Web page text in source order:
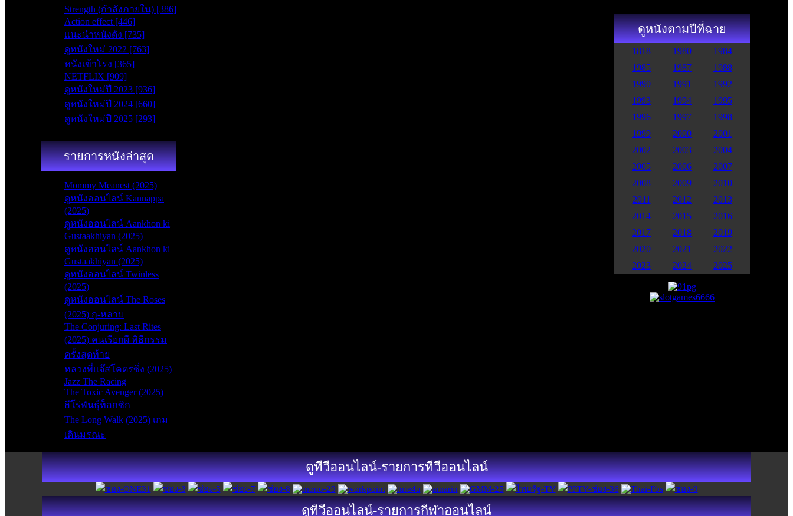
Strength (กำลังภายใน) [386]
Action effect [446]
แนะนำหนังดัง [735]
ดูหนังใหม่ 2022 [763]
หนังเข้าโรง [365]
NETFLIX [909]
ดูหนังใหม่ปี 2023 [936]
ดูหนังใหม่ปี 2024 [660]
ดูหนังใหม่ปี 2025 [293]
รายการหนังล่าสุด
Mommy Meanest (2025)
ดูหนังออนไลน์ Kannappa
(2025)
ดูหนังออนไลน์ Aankhon ki
Gustaakhiyan (2025)
ดูหนังออนไลน์ Aankhon ki
Gustaakhiyan (2025)
ดูหนังออนไลน์ Twinless
(2025)
ดูหนังออนไลน์ The Roses
(2025) กุ-หลาบ
The Conjuring: Last Rites
(2025) คนเรียกผี พิธีกรรม
ครั้งสุดท้าย
หลวงพี่แจ๊สโคตรซิ่ง (2025)
Jazz The Racing
The Toxic Avenger (2025)
ฮีโร่พันธุ์ท็อกซิก
The Long Walk (2025) เกม
เดินมรณะ
ดูหนังตามปีที่ฉาย
1818 1980
1984
1985
1987
1988
1990
1991
1992
1993
1994
1995
1996
1997
1998
1999
2000
2001
2002
2003
2004
2005
2006
2007
2008
2009
2010
2011
2012
2013
2014
2015
2016
2017
2018
2019
2020
2021
2022
2023
2024 2025
ดูทีวีออนไลน์-รายการทีวีออนไลน์
ดูทีวีออนไลน์-รายการกีฬาออนไลน์